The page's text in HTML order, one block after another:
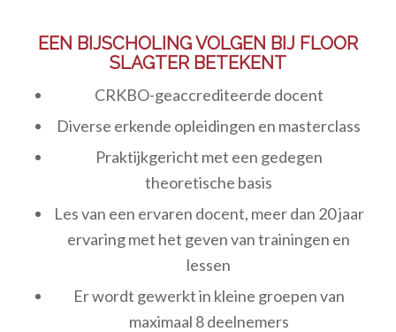
EEN BIJSCHOLING VOLGEN BIJ FLOOR
SLAGTER BETEKENT
CRKBO-geaccrediteerde docent
Diverse erkende opleidingen en masterclass
Praktijkgericht met een gedegen
theoretische basis
Les van een ervaren docent, meer dan 20 jaar
ervaring met het geven van trainingen en
lessen
Er wordt gewerkt in kleine groepen van
maximaal 8 deelnemers